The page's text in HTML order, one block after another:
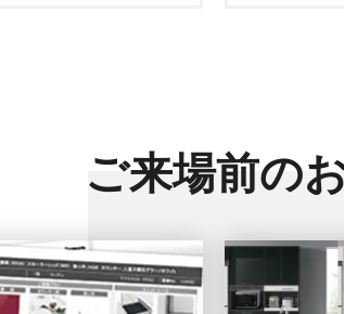
ご来場前の